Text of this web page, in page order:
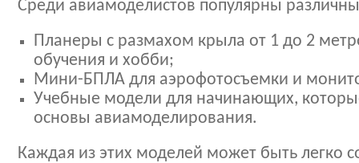
Среди авиамоделистов популярны
Планеры с размахом крыла от 1 до 2
обучения и хобби;
Мини-БПЛА для аэрофотосъемки и
Учебные модели для начинающих,
основы авиамоделирования.
Каждая из этих моделей может быть легко